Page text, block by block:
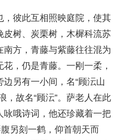
彼此互相照映庭院，使其
树、炭栗树，木樨科流苏
方，青藤与紫藤往往混为
，仍是青藤。一刚一柔，
另有一小间，名“顾沄山
，故名“顾沄”。萨老人在此
哦诗词，他还珍藏着一把
另刻一鹤，仰首朝天而